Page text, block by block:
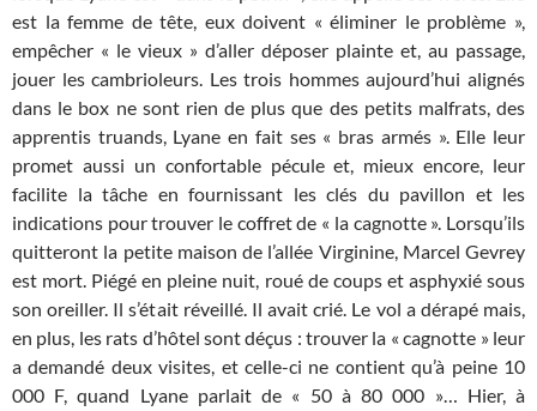
est la femme de tête, eux doivent « éliminer le problème »,
empêcher « le vieux » d’aller déposer plainte et, au passage,
jouer les cambrioleurs. Les trois hommes aujourd’hui alignés
dans le box ne sont rien de plus que des petits malfrats, des
apprentis truands, Lyane en fait ses « bras armés ». Elle leur
promet aussi un confortable pécule et, mieux encore, leur
facilite la tâche en fournissant les clés du pavillon et les
indications pour trouver le coffret de « la cagnotte ». Lorsqu’ils
quitteront la petite maison de l’allée Virginine, Marcel Gevrey
est mort. Piégé en pleine nuit, roué de coups et asphyxié sous
son oreiller. Il s’était réveillé. Il avait crié. Le vol a dérapé mais,
en plus, les rats d’hôtel sont déçus : trouver la « cagnotte » leur
a demandé deux visites, et celle-ci ne contient qu’à peine 10
000 F, quand Lyane parlait de « 50 à 80 000 »… Hier, à